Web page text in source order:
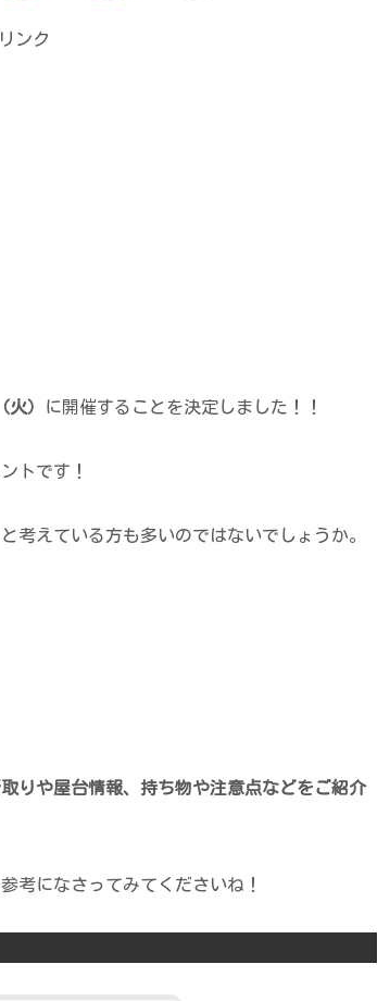
ンク
火） に開催することを決定しました！！
トです！
考えている方も多いのではないでしょうか。
りや屋台情報、持ち物や注意点などをご紹介
考になさってみてくださいね！